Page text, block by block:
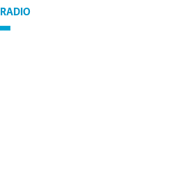
RADIO